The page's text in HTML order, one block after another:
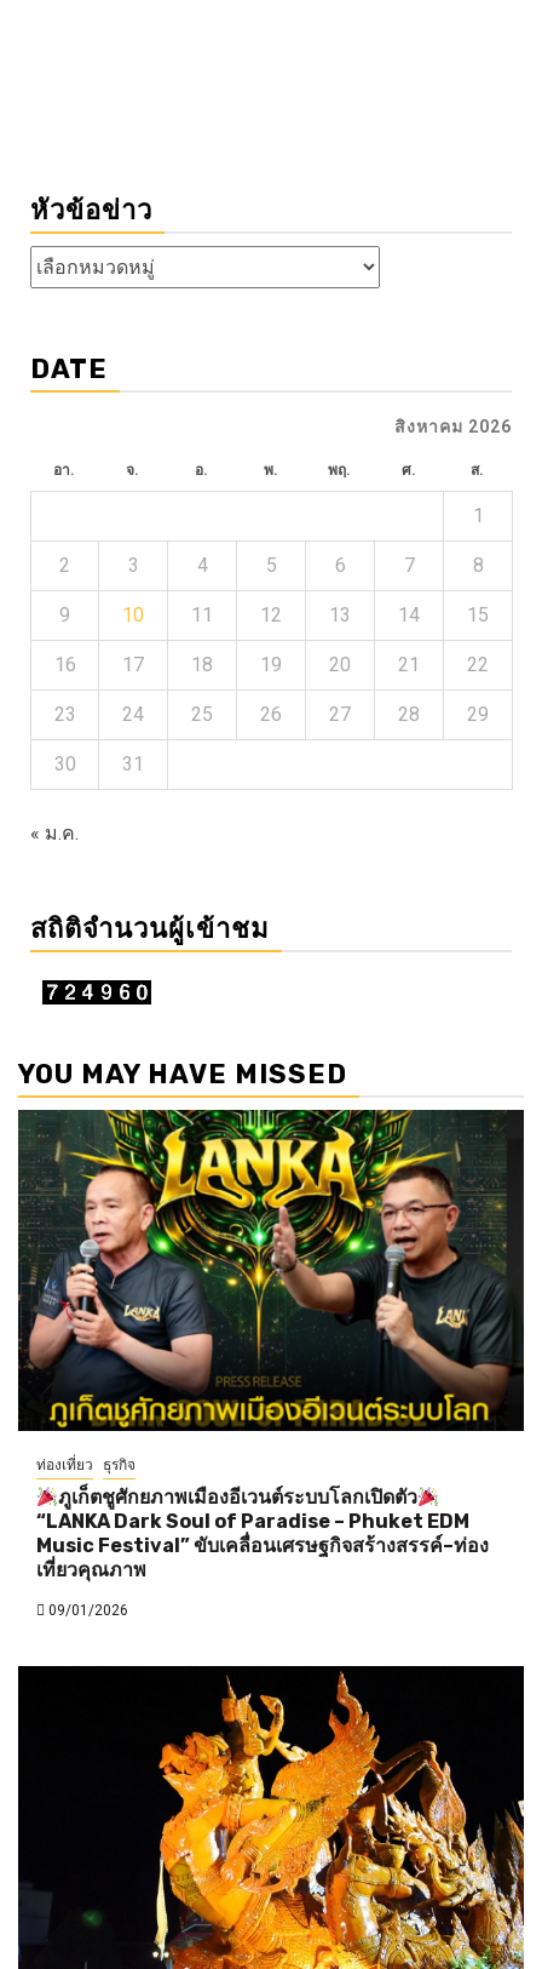
หัวข้อข่าว
หัวข้อ
ข่าว
DATE
สิงหาคม 2026
อา. จ. อ. พ. พฤ. ศ. ส.
1
2 3 4 5 6 7 8
9 10 11 12 13 14 15
16 17 18 19 20 21 22
23 24 25 26 27 28 29
30 31
« ม.ค.
สถิติจำนวนผู้เข้าชม
YOU MAY HAVE MISSED
ท่องเที่ยว ธุรกิจ
ภูเก็ตชูศักยภาพเมืองอีเวนต์ระบบโลกเปิดตัว
“LANKA Dark Soul of Paradise – Phuket EDM
Music Festival” ขับเคลื่อนเศรษฐกิจสร้างสรรค์–ท่อง
เที่ยวคุณภาพ
09/01/2026